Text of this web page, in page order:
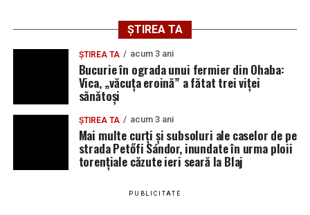
mai înaltă calitate pentru persoanele vârstnice aflate în
ȘTIREA TA
ȘTIREA TA acum 3 ani
Bucurie în ograda unui fermier din Ohaba:
Vica, „văcuța eroină” a fătat trei viței
sănătoși
ȘTIREA TA acum 3 ani
Mai multe curți și subsoluri ale caselor de pe
strada Petőfi Sándor, inundate în urma ploii
torențiale căzute ieri seară la Blaj
PUBLICITATE